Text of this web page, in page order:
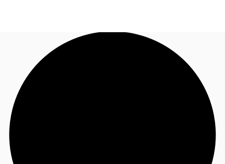
オフィス・事務所
倉庫・物流センター
お電話